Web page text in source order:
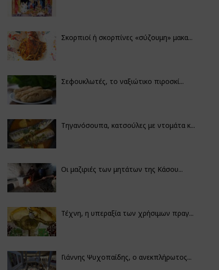
Σκορπιοί ή σκορπίνες «σύζουμη» μακα...
Σεφουκλωτές, το ναξιώτικο πιροσκί...
Τηγανόσουπα, κατσούλες με ντομάτα κ...
Οι μαζιριές των μητάτων της Κάσου...
Τέχνη, η υπεραξία των χρήσιμων πραγ...
Γιάννης Ψυχοπαίδης, ο ανεκπλήρωτος...